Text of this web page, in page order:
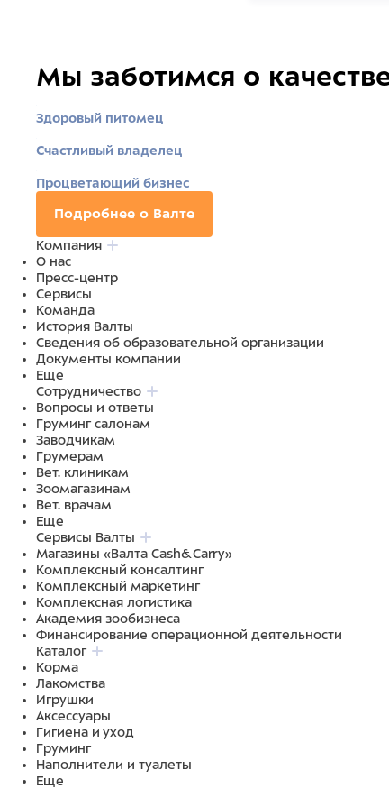
Мы заботимся о
Здоровый питомец
Счастливый владелец
Процветающий бизнес
Подробнее о Валте
Компания
О нас
Пресс-центр
Сервисы
Команда
История Валты
Сведения об образовательной организации
Документы компании
Еще
Сотрудничество
Вопросы и ответы
Груминг салонам
Заводчикам
Грумерам
Вет. клиникам
Зоомагазинам
Вет. врачам
Еще
Сервисы Валты
Магазины «Валта Cash&Carry»
Комплексный консалтинг
Комплексный маркетинг
Комплексная логистика
Академия зообизнеса
Финансирование операционной деятельности
Каталог
Корма
Лакомства
Игрушки
Аксессуары
Гигиена и уход
Груминг
Наполнители и туалеты
Еще